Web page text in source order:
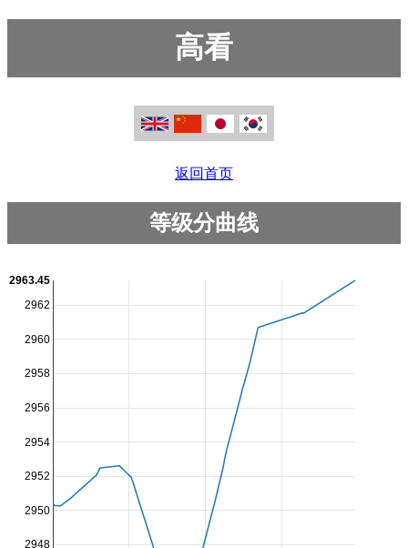
高看
返回首页
等级分曲线
2948
2950
2952
2954
2956
2958
2960
2962
2963.45